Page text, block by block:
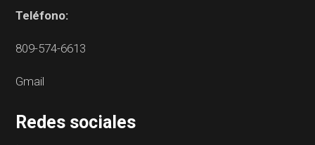
Teléfono:
809-574-6613
Gmail
Redes sociales